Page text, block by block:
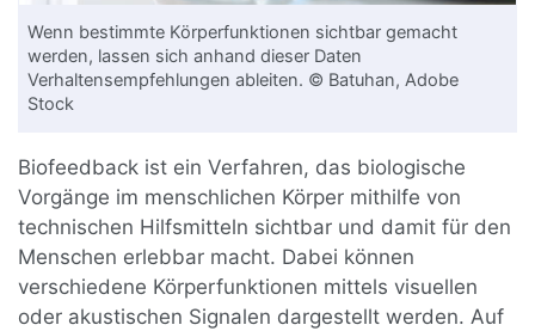
Wenn bestimmte Körperfunktionen sichtbar gemacht
werden, lassen sich anhand dieser Daten
Verhaltensempfehlungen ableiten. © Batuhan, Adobe
Stock
Biofeedback ist ein Verfahren, das biologische
Vorgänge im menschlichen Körper mithilfe von
technischen Hilfsmitteln sichtbar und damit für den
Menschen erlebbar macht. Dabei können
verschiedene Körperfunktionen mittels visuellen
oder akustischen Signalen dargestellt werden. Auf